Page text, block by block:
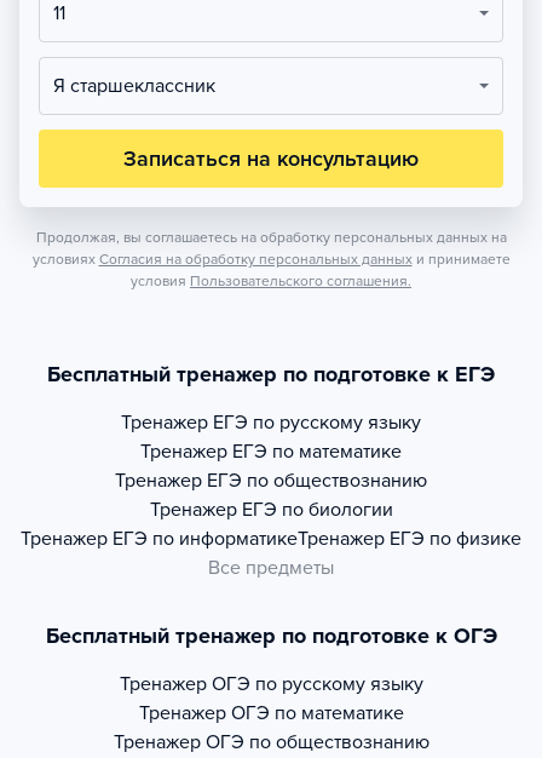
11
Я старшеклассник
Записаться на консультацию
Продолжая, вы соглашаетесь на обработку персональных данных на
условиях Согласия на обработку персональных данных и принимаете
условия Пользовательского соглашения.
Бесплатный тренажер по подготовке к ЕГЭ
Тренажер ЕГЭ по русскому языку
Тренажер ЕГЭ по математике
Тренажер ЕГЭ по обществознанию
Тренажер ЕГЭ по биологии
Тренажер ЕГЭ по информатикеТренажер ЕГЭ по физике
Все предметы
Бесплатный тренажер по подготовке к ОГЭ
Тренажер ОГЭ по русскому языку
Тренажер ОГЭ по математике
Тренажер ОГЭ по обществознанию